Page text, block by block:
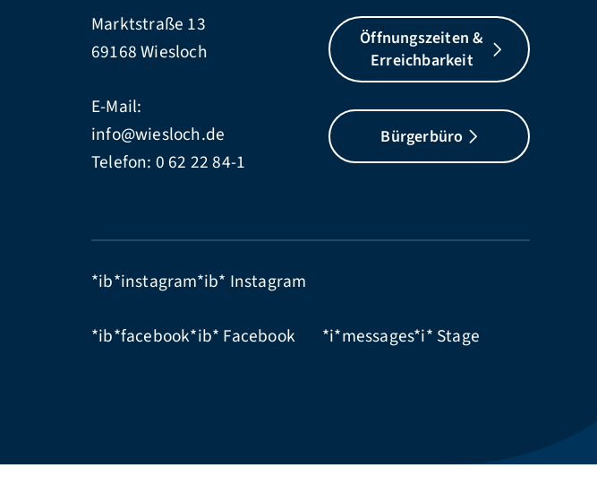
Marktstraße 13
69168 Wiesloch
E-Mail:
info@wiesloch.de
Telefon: 0 62 22 84-1
Öffnungszeiten &
Erreichbarkeit
Bürgerbüro
*ib*instagram*ib* Instagram
*ib*facebook*ib* Facebook *i*messages*i* Stage